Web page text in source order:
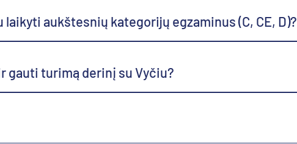
aukštesnių kategorijų egzaminus (C, CE, D)?
gauti turimą derinį su Vyčiu?